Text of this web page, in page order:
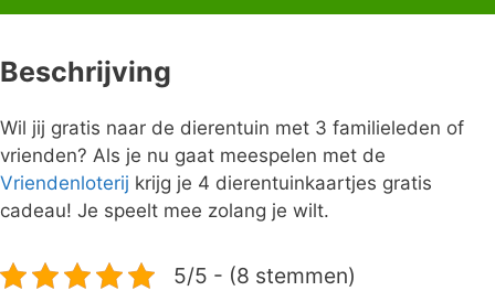
Beschrijving
Wil jij gratis naar de dierentuin met 3 familieleden of
vrienden? Als je nu gaat meespelen met de
Vriendenloterij krijg je 4 dierentuinkaartjes gratis
cadeau! Je speelt mee zolang je wilt.
5/5 - (8 stemmen)